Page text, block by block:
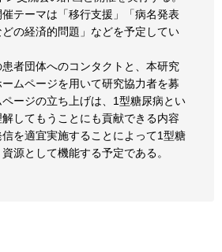
テーマは「移行支援」「病名発表
の経済的問題」などを予定してい
者団体へのコンタクトと、本研究
ムページを用いて研究協力者を募
ージの立ち上げは、1型糖尿病とい
してもうことにも貢献できる内容
を適宜実施することによって1型糖
源として機能する予定である。